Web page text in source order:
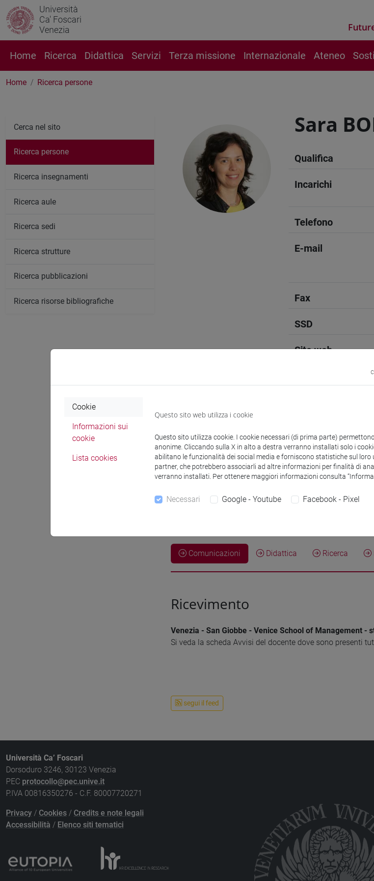
Università
Ca' Foscari
Venezia
Home Ricerca Didattica Servizi Terza missione Internazionale Ateneo
Home Ricerca persone
Sara
Qualifica
Incarichi
Telefono
E-mail
Fax
SSD
Sito web
Research Institute
Research Institute
Comunicazioni Didattica Ricerca
Ricevimento
Venezia - San Giobbe - Venice School of Management -
Si veda la scheda Avvisi del docente dove sono presenti
segui il feed
Cerca nel sito
Ricerca persone
Ricerca insegnamenti
Ricerca aule
Ricerca sedi
Ricerca strutture
Ricerca pubblicazioni
Ricerca risorse bibliografiche
Università Ca’ Foscari
Dorsoduro 3246, 30123 Venezia
PEC protocollo@pec.unive.it
P.IVA 00816350276 - C.F. 80007720271
Privacy / Cookies / Credits e note legali
Accessibilità / Elenco siti tematici
Cookie
Informazioni sui
cookie
Lista cookies
Questo sito web utilizza i cookie
Questo sito utilizza cookie. I cookie necessari (di prima parte)
anonime. Cliccando sulla X in alto a destra verranno installati solo i
abilitano le funzionalità dei social media e forniscono statistiche sul
partner, che potrebbero associarli ad altre informazioni per finalità di
verranno installati. Per ottenere maggiori informazioni consulta
Necessari Google - Youtube Facebook - Pixel